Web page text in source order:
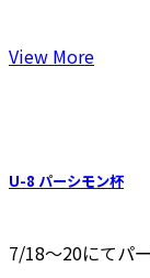
View More
U-8 パーシモン杯
7/18〜20にてパ